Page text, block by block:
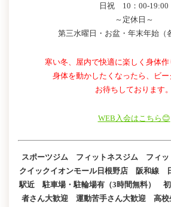
日祝 10：00-19:00
～定休日～
第三水曜日・お盆・年末年始（
寒い冬、屋内で快適に楽しく身体作
身体を動かしたくなったら、ビ
お待ちしております。
WEB入会はこちら😊
スポーツジム フィットネスジム フィ
クイックイオンモール日根野店 阪和線
駅近 駐車場・駐輪場有（3時間無料）
者さん大歓迎 運動苦手さん大歓迎 高